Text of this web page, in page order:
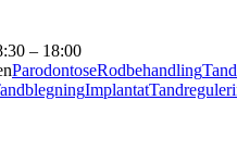
– 18:00
ParodontoseRodbehandling
Implantat